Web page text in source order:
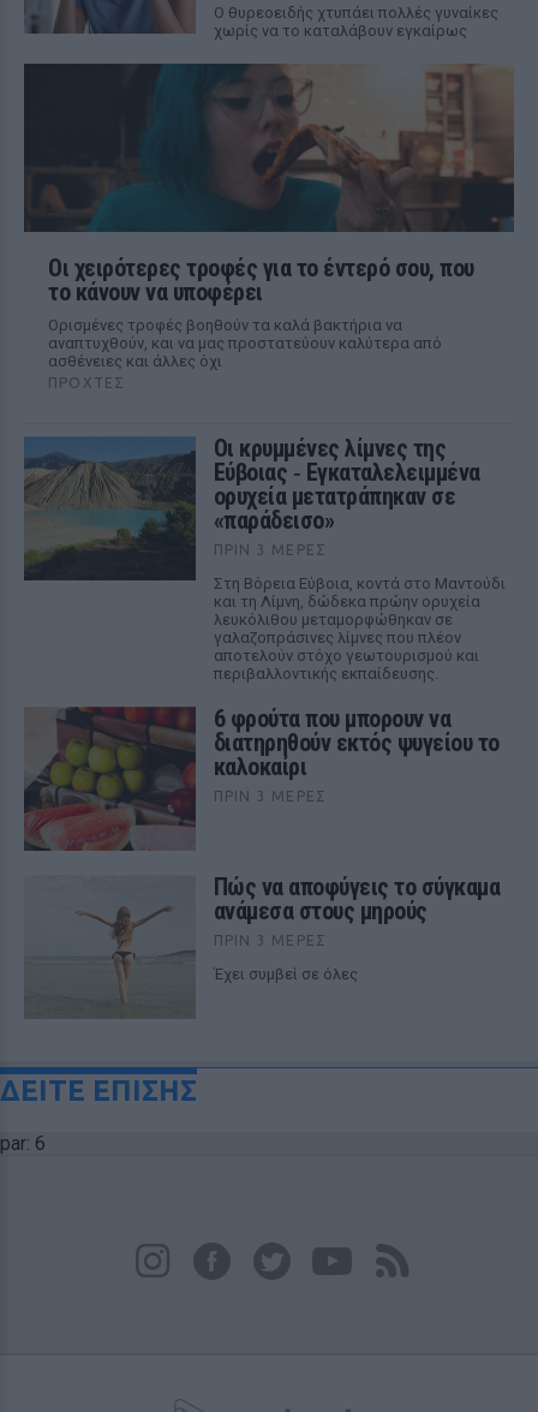
Ο θυρεοειδής χτυπάει πολλές γυναίκες
χωρίς να το καταλάβουν εγκαίρως
Οι χειρότερες τροφές για το έντερό σου, που
το κάνουν να υποφέρει
Ορισμένες τροφές βοηθούν τα καλά βακτήρια να
αναπτυχθούν, και να μας προστατεύουν καλύτερα από
ασθένειες και άλλες όχι
ΠΡΟΧΤΈΣ
Οι κρυμμένες λίμνες της
Εύβοιας ‑ Εγκαταλελειμμένα
ορυχεία μετατράπηκαν σε
«παράδεισο»
ΠΡΙΝ 3 ΜΈΡΕΣ
Στη Βόρεια Εύβοια, κοντά στο Μαντούδι
και τη Λίμνη, δώδεκα πρώην ορυχεία
λευκόλιθου μεταμορφώθηκαν σε
γαλαζοπράσινες λίμνες που πλέον
αποτελούν στόχο γεωτουρισμού και
περιβαλλοντικής εκπαίδευσης.
6 φρούτα που μπορουν να
διατηρηθούν εκτός ψυγείου το
καλοκαίρι
ΠΡΙΝ 3 ΜΈΡΕΣ
Πώς να αποφύγεις το σύγκαμα
ανάμεσα στους μηρούς
ΠΡΙΝ 3 ΜΈΡΕΣ
Έχει συμβεί σε όλες
ΔΕΙΤΕ ΕΠΙΣΗΣ
par: 6